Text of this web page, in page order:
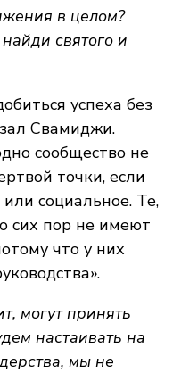
в целом?
святого и
успеха без
Свамиджи.
сообщество не
точки, если
социальное. Те,
сих пор не имеют
что у них
могут принять
настаивать на
мы не